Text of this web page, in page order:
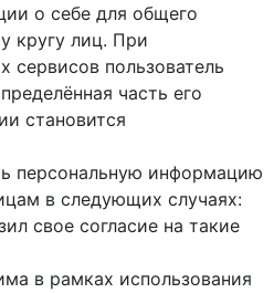
о себе для общего
кругу лиц. При
сервисов пользователь
часть его
становится
персональную информацию
в следующих случаях:
свое согласие на такие
в рамках использования